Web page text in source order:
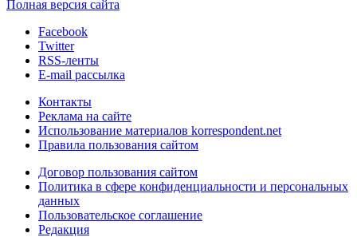
Полная версия сайта
Facebook
Twitter
RSS-ленты
E-mail рассылка
Контакты
Реклама на сайте
Использование материалов korrespondent.net
Правила пользования сайтом
Договор пользования сайтом
Политика в сфере конфиденциальности и персональных
данных
Пользовательское соглашение
Редакция